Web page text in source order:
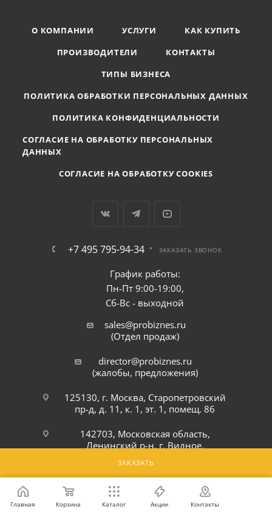
ЗАКАЗАТЬ
О КОМПАНИИ УСЛУГИ
КАК КУПИТЬ
ПРОИЗВОДИТЕЛИ
КОНТАКТЫ
ТИПЫ БИЗНЕСА
ПОЛИТИКА ОБРАБОТКИ ПЕРСОНАЛЬНЫХ ДАННЫХ
ПОЛИТИКА КОНФИДЕНЦИАЛЬНОСТИ
СОГЛАСИЕ НА ОБРАБОТКУ ПЕРСОНАЛЬНЫХ
ДАННЫХ
СОГЛАСИЕ НА ОБРАБОТКУ COOKIES
+7 495 795-94-34 ЗАКАЗАТЬ ЗВОНОК
График работы:
Пн-Пт 9:00-19:00,
Сб-Вс - выходной
sales@probiznes.ru
(Отдел продаж)
director@probiznes.ru
(жалобы, предложения)
125130, г. Москва, Старопетровский
пр-д, д. 11, к. 1, эт. 1, помещ. 86
142703, Московская область,
Ленинский р-н, г. Видное,
ПОДПИСАТЬСЯ НА РАССЫЛКУ
Главная Корзина Каталог Акции Контакты